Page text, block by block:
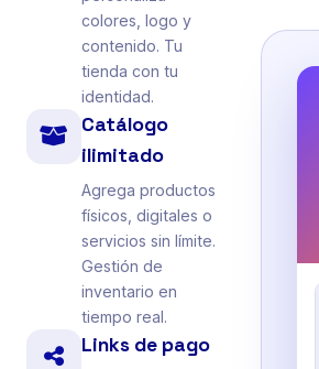
colores, logo y
contenido. Tu
tienda con tu
identidad.
Catálogo
ilimitado
Agrega productos
físicos, digitales o
servicios sin límite.
Gestión de
inventario en
tiempo real.
Links de pago